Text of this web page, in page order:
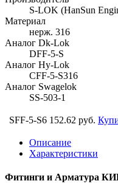
S-LOK (HanSun
Материал
нерж. 316
Аналог Dk-Lok
DFF-5-S
Аналог Hy-Lok
CFF-5-S316
Аналог Swagelok
SS-503-1
SFF-5-S6 152.62 руб.
Описание
Характеристики
Фитинги и Арматура